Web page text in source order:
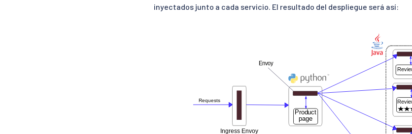
inyectados junto a cada servicio. El resultado del despliegue será así: